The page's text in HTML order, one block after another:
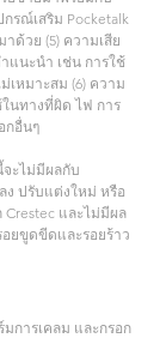
รณ์เสริม Pocketalk
ด้วย (5) ความเสีย
แนะนำ เช่น การใช้
หมาะสม (6) ความ
นทางที่ผิด ไฟ การ
กอื่นๆ
ะไม่มีผลกับ
ปรับแต่งใหม่ หรือ
และไม่มีผล
ยขูดขีดและรอยร้าว
การเคลม และกรอก